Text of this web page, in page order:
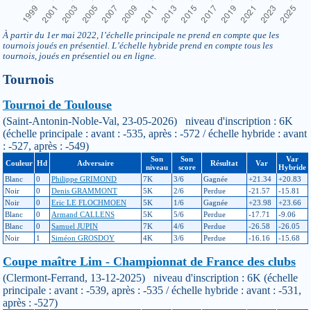
À partir du 1er mai 2022, l’échelle principale ne prend en compte que les
tournois joués en présentiel. L’échelle hybride prend en compte tous les
tournois, joués en présentiel ou en ligne.
Tournois
Tournoi de Toulouse
(Saint-Antonin-Noble-Val, 23-05-2026) niveau d'inscription : 6K
(échelle principale : avant : -535, après : -572 / échelle hybride : avant
: -527, après : -549)
Couleur Hd Adversaire
Son
niveau
Son
score
Résultat Var
Var
Hybride
Blanc
0 Philippe GRIMOND 7K 3/6 Gagnée +21.34
+20.83
Noir
0 Denis GRAMMONT 5K 2/6 Perdue -21.57
-15.81
Noir
0 Eric LE FLOCHMOEN 5K 1/6 Gagnée +23.98
+23.66
Blanc
0 Armand CALLENS 5K 5/6 Perdue -17.71
-9.06
Blanc
0 Samuel JUPIN 7K 4/6 Perdue -26.58
-26.05
Noir
1 Siméon GROSDOY 4K 3/6 Perdue -16.16 -15.68
Coupe maître Lim - Championnat de France des clubs
(Clermont-Ferrand, 13-12-2025) niveau d'inscription : 6K (échelle
principale : avant : -539, après : -535 / échelle hybride : avant : -531,
après : -527)